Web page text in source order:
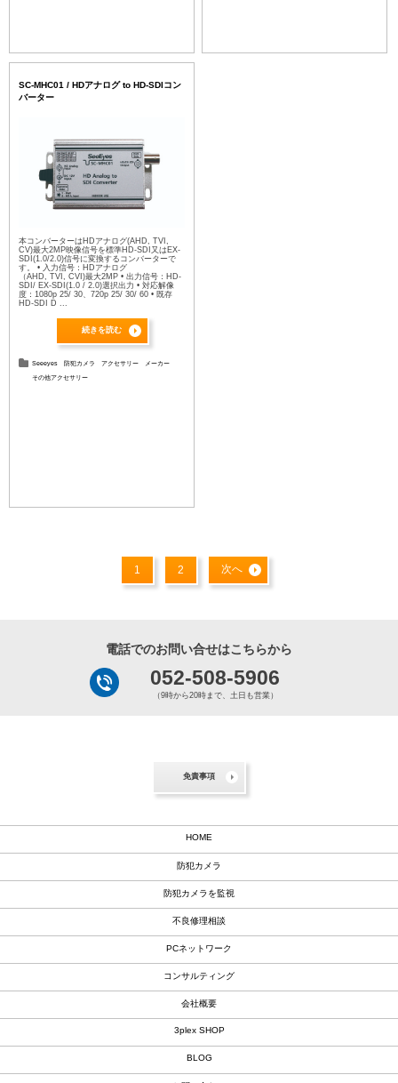
SC-MHC01 / HDアナログ to HD-SDIコン
バーター
本コンバーターはHDアナログ(AHD, TVI,
CV)最大2MP映像信号を標準HD-SDI又はEX-
SDI(1.0/2.0)信号に変換するコンバーターで
す。 • 入力信号：HDアナログ
（AHD, TVI, CVI)最大2MP • 出力信号：HD-
SDI/ EX-SDI(1.0 / 2.0)選択出力 • 対応解像
度：1080p 25/ 30、720p 25/ 30/ 60 • 既存
HD-SDI D ...
続きを読む
Seeeyes 防犯カメラ アクセサリー メーカー
その他アクセサリー
1 2 次へ
電話でのお問い合せはこちらから
052-508-5906
（9時から20時まで、土日も営業）
免責事項
HOME
防犯カメラ
防犯カメラを監視
不良修理相談
PCネットワーク
コンサルティング
会社概要
3plex SHOP
BLOG